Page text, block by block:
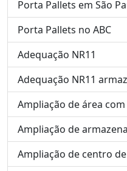
Porta Pallets em São
Porta Pallets no ABC
Adequação NR11
Adequação NR11
Ampliação de área
Ampliação de
Ampliação de centro